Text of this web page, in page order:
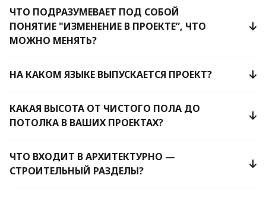
ЧТО ПОДРАЗУМЕВАЕТ ПОД СОБОЙ
ПОНЯТИЕ "ИЗМЕНЕНИЕ В ПРОЕКТЕ”, ЧТО
МОЖНО МЕНЯТЬ?
НА КАКОМ ЯЗЫКЕ ВЫПУСКАЕТСЯ ПРОЕКТ?
КАКАЯ ВЫСОТА ОТ ЧИСТОГО ПОЛА ДО
ПОТОЛКА В ВАШИХ ПРОЕКТАХ?
ЧТО ВХОДИТ В АРХИТЕКТУРНО —
СТРОИТЕЛЬНЫЙ РАЗДЕЛЫ?